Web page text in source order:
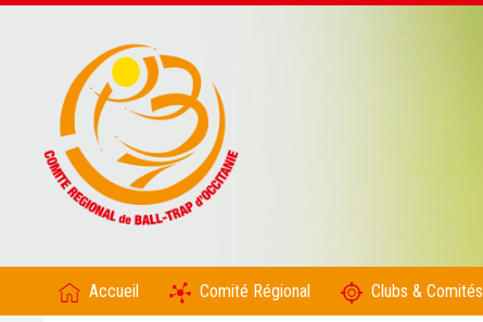
Accueil Comité Régional Clubs & Comités